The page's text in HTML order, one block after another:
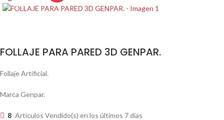
FOLLAJE PARA PARED 3D GENPAR.
Follaje Artificial.
Marca Genpar.
8 Artículos Vendido(s) en los últimos 7 días